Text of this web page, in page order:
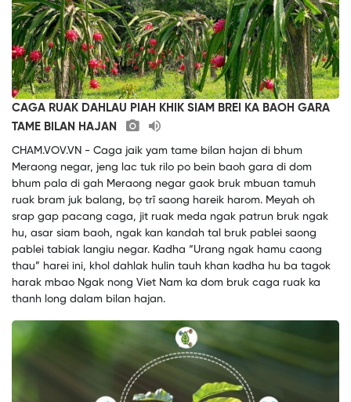
CAGA RUAK DAHLAU PIAH KHIK SIAM BREI KA BAOH GARA
TAME BILAN HAJAN
CHAM.VOV.VN - Caga jaik yam tame bilan hajan di bhum
Meraong negar, jeng lac tuk rilo po bein baoh gara di dom
bhum pala di gah Meraong negar gaok bruk mbuan tamuh
ruak bram juk balang, bọ trĩ saong hareik harom. Meyah oh
srap gap pacang caga, jit ruak meda ngak patrun bruk ngak
hu, asar siam baoh, ngak kan kandah tal bruk pablei saong
pablei tabiak langiu negar. Kadha “Urang ngak hamu caong
thau” harei ini, khol dahlak hulin tauh khan kadha hu ba tagok
harak mbao Ngak nong Viet Nam ka dom bruk caga ruak ka
thanh long dalam bilan hajan.